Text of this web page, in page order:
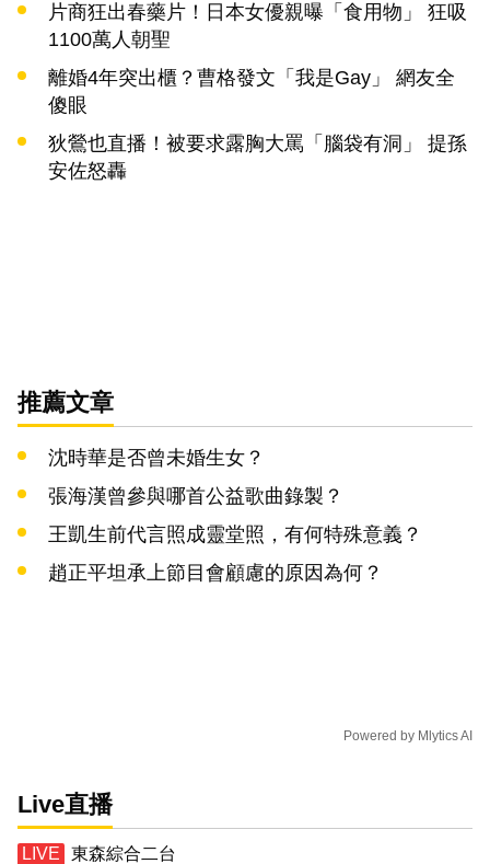
片商狂出春藥片！日本女優親曝「食用物」 狂吸
1100萬人朝聖
離婚4年突出櫃？曹格發文「我是Gay」 網友全
傻眼
狄鶯也直播！被要求露胸大罵「腦袋有洞」 提孫
安佐怒轟
推薦文章
沈時華是否曾未婚生女？
張海漢曾參與哪首公益歌曲錄製？
王凱生前代言照成靈堂照，有何特殊意義？
趙正平坦承上節目會顧慮的原因為何？
Powered by Mlytics AI
Live直播
東森綜合二台